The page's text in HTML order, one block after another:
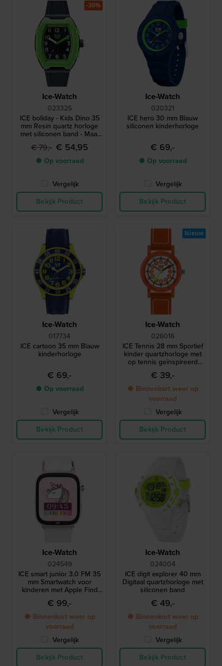
Ice-Watch
023325
ICE boliday - Kids Dino 35
mm Resin quartz horloge
met siliconen band - Maat
Small
€ 79,- € 54,95
● Op voorraad
Vergelijk
Bekijk Product
-30%
Ice-Watch
020321
ICE hero 30 mm Blauw
siliconen kinderhorloge
€ 69,-
● Op voorraad
Vergelijk
Bekijk Product
Ice-Watch
017734
ICE cartoon 35 mm Blauw
kinderhorloge
€ 69,-
● Op voorraad
Vergelijk
Bekijk Product
Ice-Watch
026016
ICE Tennis 28 mm Sportief
kinder quartzhorloge met
op tennis geïnspireerd
ontwerp
€ 39,-
● Binnenkort weer op
voorraad
Vergelijk
Bekijk Product
Nieuw
Ice-Watch
024549
ICE smart junior 3.0 FM 35
mm Smartwatch voor
kinderen met Apple Find
My geolocatie-functionaliteit
€ 99,-
● Binnenkort weer op
voorraad
Vergelijk
Bekijk Product
Ice-Watch
024004
ICE digit explorer 40 mm
Digitaal quartzhorloge met
siliconen band
€ 49,-
● Binnenkort weer op
voorraad
Vergelijk
Bekijk Product